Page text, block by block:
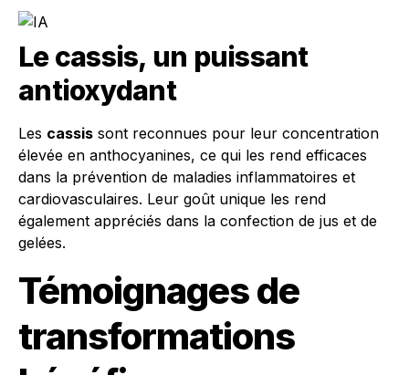
Le cassis, un puissant
antioxydant
Les cassis sont reconnues pour leur concentration
élevée en anthocyanines, ce qui les rend efficaces
dans la prévention de maladies inflammatoires et
cardiovasculaires. Leur goût unique les rend
également appréciés dans la confection de jus et de
gelées.
Témoignages de
transformations